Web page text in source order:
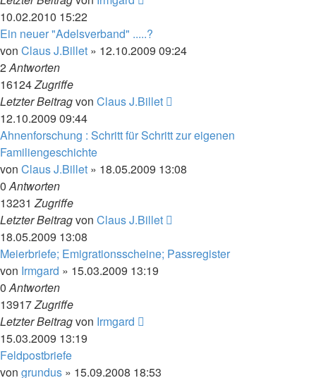
10.02.2010 15:22
Ein neuer "Adelsverband" .....?
von Claus J.Billet » 12.10.2009 09:24
2Antworten
16124Zugriffe
Letzter Beitragvon Claus J.Billet
12.10.2009 09:44
Ahnenforschung : Schritt für Schritt zur eigenen
Familiengeschichte
von Claus J.Billet » 18.05.2009 13:08
0Antworten
13231Zugriffe
Letzter Beitragvon Claus J.Billet
18.05.2009 13:08
Meierbriefe; Emigrationsscheine; Passregister
von Irmgard » 15.03.2009 13:19
0Antworten
13917Zugriffe
Letzter Beitragvon Irmgard
15.03.2009 13:19
Feldpostbriefe
von grundus » 15.09.2008 18:53